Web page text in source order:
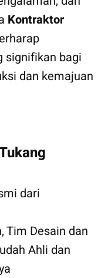
Kontraktor
signifikan bagi
dan kemajuan
dari
Tim Desain dan
Ahli dan